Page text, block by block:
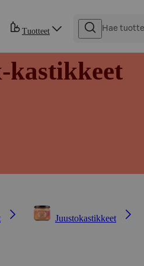
Tuotteet
kastikkeet
Juustokastikkeet